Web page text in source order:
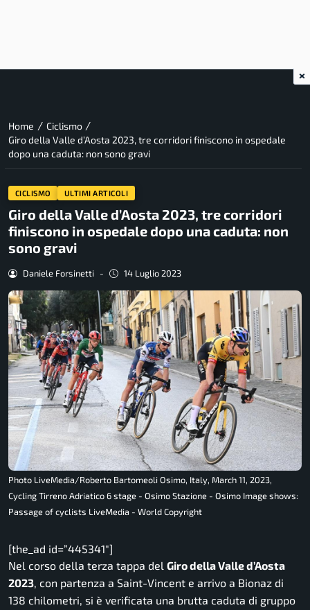
Home / Ciclismo /
Giro della Valle d’Aosta 2023, tre corridori finiscono in ospedale
dopo una caduta: non sono gravi
CICLISMO ULTIMI ARTICOLI
Giro della Valle d’Aosta 2023, tre corridori
finiscono in ospedale dopo una caduta: non
sono gravi
Daniele Forsinetti - 14 Luglio 2023
Photo LiveMedia/Roberto Bartomeoli Osimo, Italy, March 11, 2023,
Cycling Tirreno Adriatico 6 stage - Osimo Stazione - Osimo Image shows:
Passage of cyclists LiveMedia - World Copyright
[the_ad id=”445341″]
Nel corso della terza tappa del Giro della Valle d’Aosta
2023, con partenza a Saint-Vincent e arrivo a Bionaz di
138 chilometri, si è verificata una brutta caduta di gruppo
×